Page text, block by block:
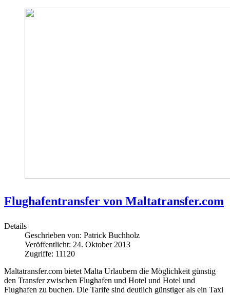
Flughafentransfer von Maltatransfer.com
Details
Geschrieben von: Patrick Buchholz
Veröffentlicht: 24. Oktober 2013
Zugriffe: 11120
Maltatransfer.com bietet Malta Urlaubern die Möglichkeit günstig
den Transfer zwischen Flughafen und Hotel und Hotel und
Flughafen zu buchen. Die Tarife sind deutlich günstiger als ein Taxi